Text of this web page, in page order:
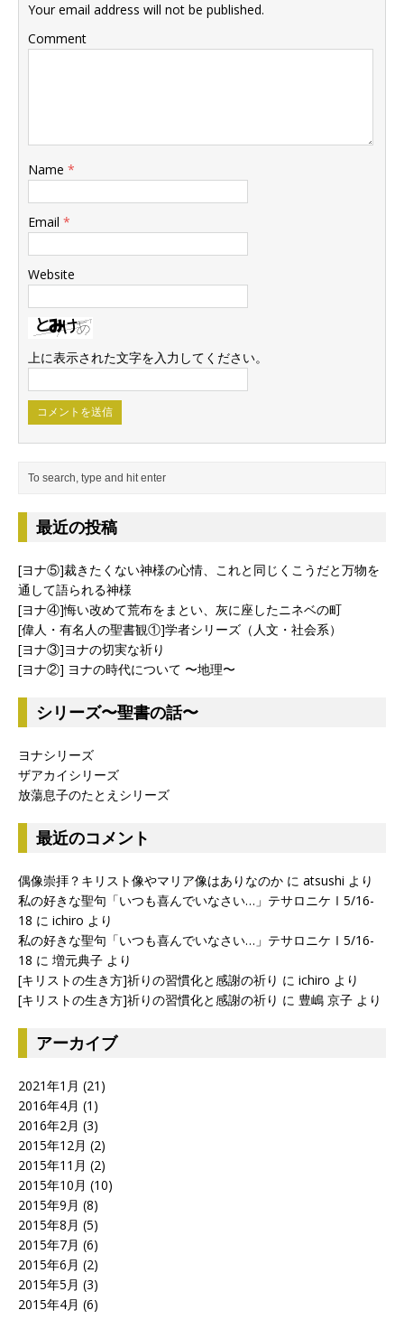
Your email address will not be published.
Comment
Name *
Email *
Website
上に表示された文字を入力してください。
最近の投稿
[ヨナ⑤]裁きたくない神様の心情、これと同じくこうだと万物を
通して語られる神様
[ヨナ④]悔い改めて荒布をまとい、灰に座したニネベの町
[偉人・有名人の聖書観①]学者シリーズ（人文・社会系）
[ヨナ③]ヨナの切実な祈り
[ヨナ②] ヨナの時代について 〜地理〜
シリーズ〜聖書の話〜
ヨナシリーズ
ザアカイシリーズ
放蕩息子のたとえシリーズ
最近のコメント
偶像崇拝？キリスト像やマリア像はありなのか に atsushi より
私の好きな聖句「いつも喜んでいなさい…」テサロニケⅠ5/16-
18 に ichiro より
私の好きな聖句「いつも喜んでいなさい…」テサロニケⅠ5/16-
18 に 増元典子 より
[キリストの生き方]祈りの習慣化と感謝の祈り に ichiro より
[キリストの生き方]祈りの習慣化と感謝の祈り に 豊嶋 京子 より
アーカイブ
2021年1月 (21)
2016年4月 (1)
2016年2月 (3)
2015年12月 (2)
2015年11月 (2)
2015年10月 (10)
2015年9月 (8)
2015年8月 (5)
2015年7月 (6)
2015年6月 (2)
2015年5月 (3)
2015年4月 (6)